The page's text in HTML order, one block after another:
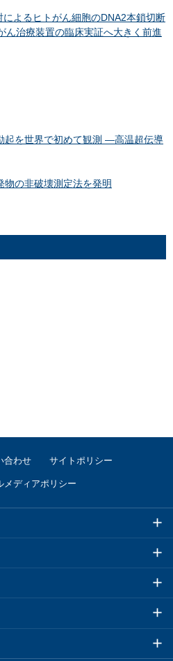
によるヒトがん細胞のDNA2本鎖切断
治療装置の臨床実証へ大きく前進
起を世界で初めて観測 ―高温超伝導
の非破壊測定法を発明
合わせ サイトポリシー
メディアポリシー